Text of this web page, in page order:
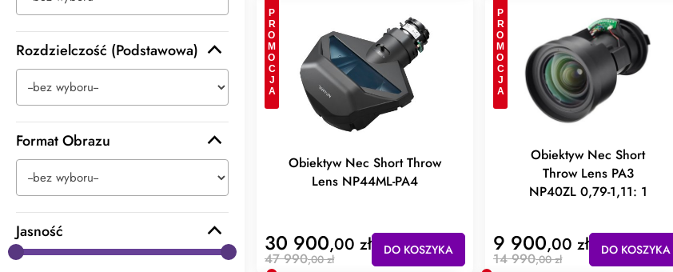
PROMOCJA
Obiektyw Nec Short Throw
Lens NP44ML-PA4
30 900,00 zł
47 990,00 zł
DO KOSZYKA
PROMOCJA
Obiektyw Nec Short
Throw Lens PA3
NP40ZL 0,79-1,11: 1
9 900,00 zł
14 990,00 zł
DO KOSZYKA
Rozdzielczość (Podstawowa)
Format Obrazu
Jasność